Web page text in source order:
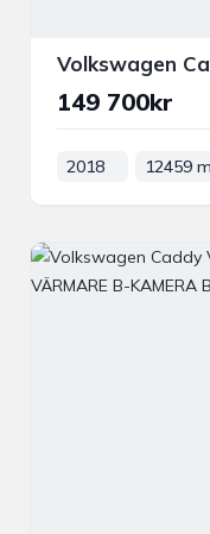
149 700kr
2018 12459